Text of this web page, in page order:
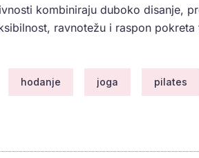
kombiniraju duboko disanje,
ravnotežu i raspon pokreta
hodanje joga pilates